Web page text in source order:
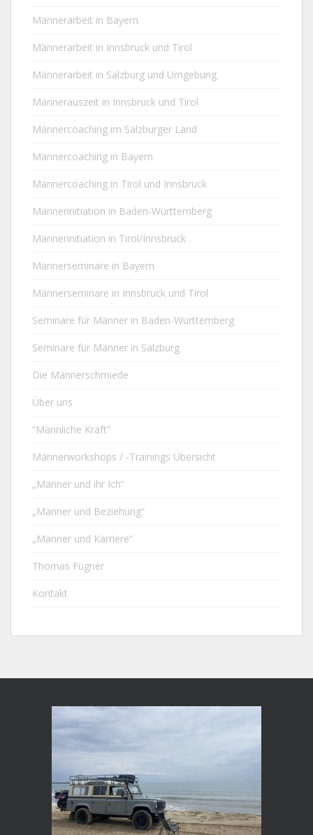
Männerarbeit in Bayern
Männerarbeit in Innsbruck und Tirol
Männerarbeit in Salzburg und Umgebung
Männerauszeit in Innsbruck und Tirol
Männercoaching im Salzburger Land
Männercoaching in Bayern
Männercoaching in Tirol und Innsbruck
Männerinitiation in Baden-Württemberg
Männerinitiation in Tirol/Innsbruck
Männerseminare in Bayern
Männerseminare in Innsbruck und Tirol
Seminare für Männer in Baden-Württemberg
Seminare für Männer in Salzburg
Die Männerschmiede
Über uns
“Männliche Kraft”
Männerworkshops / -Trainings Übersicht
„Männer und ihr Ich“
„Männer und Beziehung“
„Männer und Karriere“
Thomas Fügner
Kontakt